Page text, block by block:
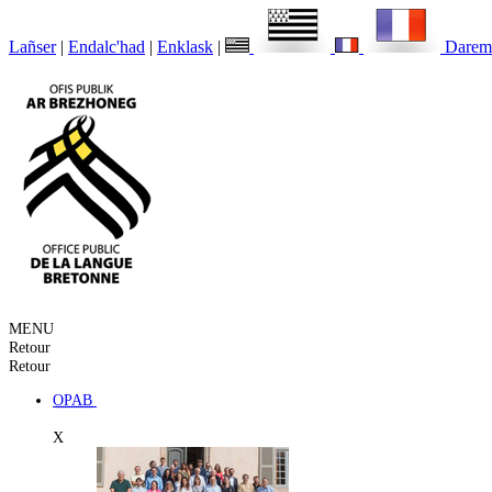
Lañser | Endalc'had | Enklask |
MENU
Retour
Retour
OPAB
X